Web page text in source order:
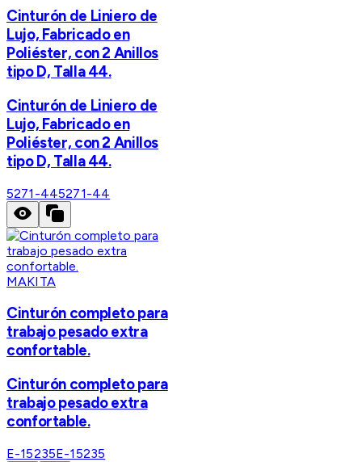
Cinturón de Liniero de
Lujo, Fabricado en
Poliéster, con 2 Anillos
tipo D, Talla 44.
Cinturón de Liniero de
Lujo, Fabricado en
Poliéster, con 2 Anillos
tipo D, Talla 44.
5271-445271-44
MAKITA
Cinturón completo para
trabajo pesado extra
confortable.
Cinturón completo para
trabajo pesado extra
confortable.
E-15235E-15235